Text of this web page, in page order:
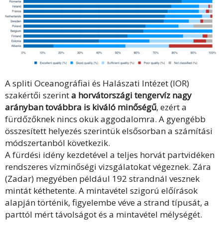
A spliti Oceanográfiai és Halászati Intézet (IOR)
szakértői szerinta horvátországi tengervíz nagy
arányban továbbra is kiváló minőségű, ezért a
fürdőzőknek nincs okuk aggodalomra. A gyengébb
összesített helyezés szerintük elsősorban a számítási
módszertanból következik.
A fürdési idény kezdetével a teljes horvát partvidéken
rendszeres vízminőségi vizsgálatokat végeznek. Zára
(Zadar) megyében például 192 strandnál vesznek
mintát kéthetente. A mintavétel szigorú előírások
alapján történik, figyelembe véve a strand típusát, a
parttól mért távolságot és a mintavétel mélységét.